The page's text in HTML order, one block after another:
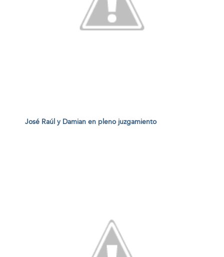
José Raúl y Damian en pleno juzgamiento